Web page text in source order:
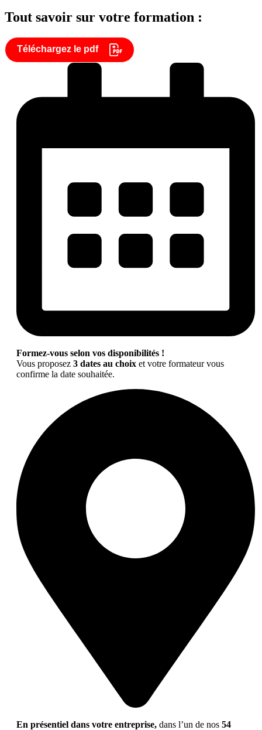
Tout savoir sur votre formation :
Téléchargez le pdf
Formez-vous selon vos disponibilités !
Vous proposez 3 dates au choix et votre formateur vous
confirme la date souhaitée.
En présentiel dans votre entreprise, dans l’un de nos 54